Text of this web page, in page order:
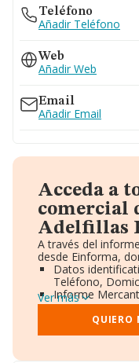
Teléfono
Añadir Teléfono
Web
Añadir Web
Email
Añadir Email
Acceda a
comercial
Adelfillas
A través del
desde Einforma,
Datos
Teléfono,
Informe
Gráficos de
Consejo de
Directivos y
Ver más
QUIERO